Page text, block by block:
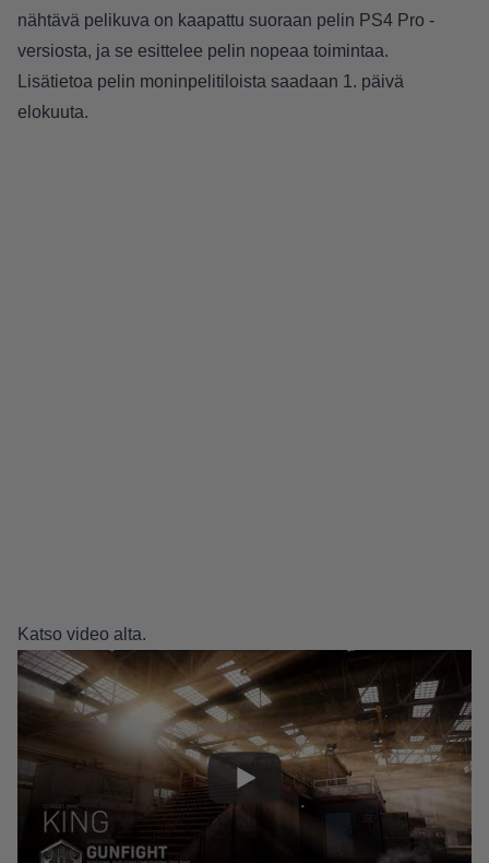
nähtävä pelikuva on kaapattu suoraan pelin PS4 Pro -
versiosta, ja se esittelee pelin nopeaa toimintaa.
Lisätietoa pelin moninpelitiloista saadaan 1. päivä
elokuuta.
Katso video alta.